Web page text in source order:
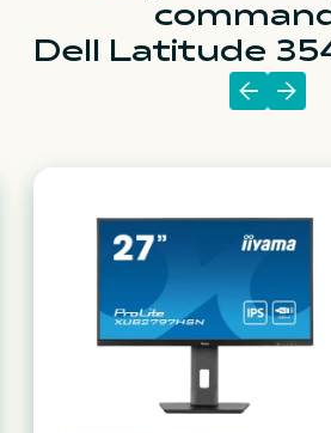
Dell Latitude